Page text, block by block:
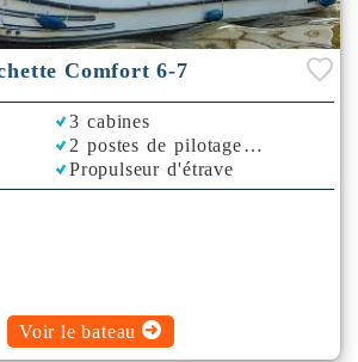
Comfort 6-7
3 cabines
2 postes de pilotage
Propulseur d'étrave
Voir le bateau